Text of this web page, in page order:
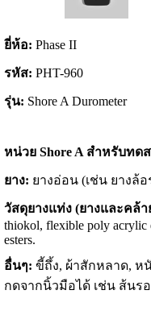
ยี่ห้อ: Phase II
รหัส: PHT-960
รุ่น: Shore A Durometer
หน่วย Shore A สำหรับทด
ยาง: ยางอ่อน (เช่น ยางล้
วัสดุยางแท่ง (ยางและคล้า
thiokol, flexible poly acrylic
esters.
อื่นๆ: ขี้ถึ้ง, ผ้าสักหลาด, ห
กดจากนิ้วมือได้ เช่น ส้นรอ